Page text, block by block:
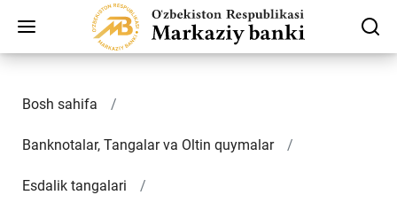
Bosh sahifa
Banknotalar, Tangalar va Oltin quymalar
Esdalik tangalari